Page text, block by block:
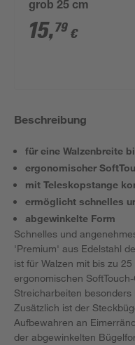
grob 25 cm
15,79 €
Beschreibung
für eine Walzenbreite
ergonomischer
mit Teleskopstange
ermöglicht schnelles
abgewinkelte Form
Schnelles und
'Premium' aus Edelstahl
ist für Walzen mit bis zu
ergonomischen
Streicharbeiten
Zusätzlich ist der
Aufbewahren an
der abgewinkelten